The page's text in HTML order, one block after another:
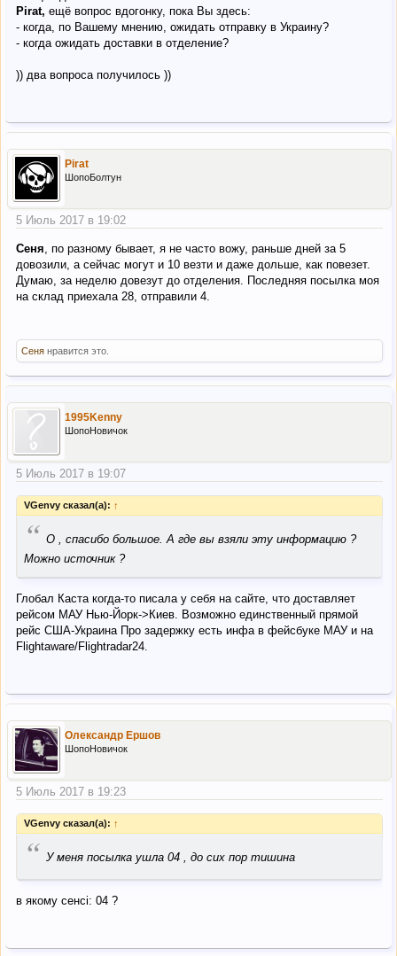
Pirat, ещё вопрос вдогонку, пока Вы здесь:
- когда, по Вашему мнению, ожидать отправку в Украину?
- когда ожидать доставки в отделение?
)) два вопроса получилось ))
Pirat
ШопоБолтун
5 Июль 2017 в 19:02
Сеня, по разному бывает, я не часто вожу, раньше дней за 5
довозили, а сейчас могут и 10 везти и даже дольше, как повезет.
Думаю, за неделю довезут до отделения. Последняя посылка моя
на склад приехала 28, отправили 4.
Сеня нравится это.
1995Kenny
ШопоНовичок
5 Июль 2017 в 19:07
VGenvy сказал(а): ↑
“ О , спасибо большое. А где вы взяли эту информацию ?
Можно источник ?
Глобал Каста когда-то писала у себя на сайте, что доставляет
рейсом МАУ Нью-Йорк->Киев. Возможно единственный прямой
рейс США-Украина Про задержку есть инфа в фейсбуке МАУ и на
Flightaware/Flightradar24.
Олександр Ершов
ШопоНовичок
5 Июль 2017 в 19:23
VGenvy сказал(а): ↑
“ У меня посылка ушла 04 , до сих пор тишина
в якому сенсі: 04 ?